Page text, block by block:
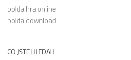
polda hra online
polda download
CO JSTE HLEDALI